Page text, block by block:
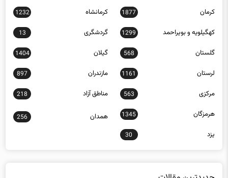
کرمان 1877 کرمانشاه 1232
کهگیلویه و بویراحمد 1299 گردشگری 13
گلستان 568 گیلان 1404
لرستان 1161 مازندران 897
مرکزی 563 مناطق آزاد 218
هرمزگان 1345 همدان 256
یزد 30